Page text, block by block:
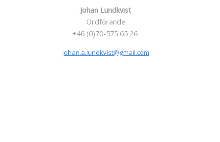
Johan Lundkvist
Ordförande
+46 (0)70-575 65 26
johan.a.lundkvist@gmail.com